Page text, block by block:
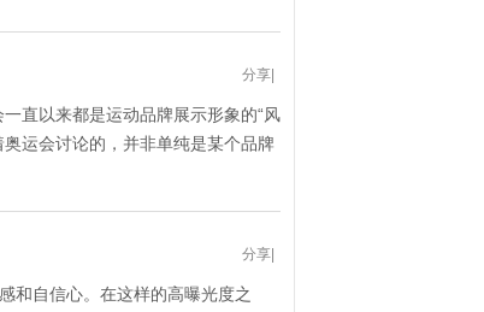
分享
直以来都是运动品牌展示形象的“风
运会讨论的，并非单纯是某个品牌
分享
和自信心。在这样的高曝光度之